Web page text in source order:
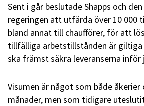
Sent i går beslutade Shapps och
regeringen att utfärda över 10 000
bland annat till chaufförer, för att
tillfälliga arbetstillstånden är giltiga
ska främst säkra leveranserna inför
Visumen är något som både åkerier
månader, men som tidigare